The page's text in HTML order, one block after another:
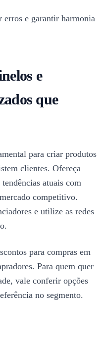
erros e garantir harmonia
e
que
para criar produtos
clientes. Ofereça
atuais com
competitivo.
e utilize as redes
para compras em
Para quem quer
vale conferir opções
no segmento.